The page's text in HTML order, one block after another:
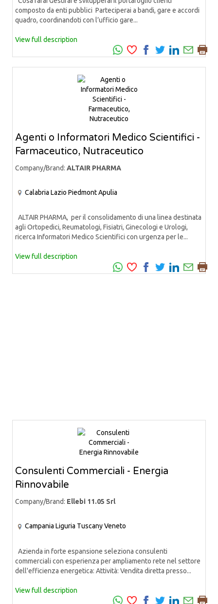
composto da enti pubblici Parteciperai a bandi, gare e accordi
quadro, coordinandoti con l’ufficio gare...
View full description
Agenti o Informatori Medico Scientifici -
Farmaceutico, Nutraceutico
Company/Brand: ALTAIR PHARMA
Calabria Lazio PiedmontApulia
ALTAIR PHARMA, per il consolidamento di una linea destinata
agli Ortopedici, Reumatologi, Fisiatri, Ginecologi e Urologi,
ricerca Informatori Medico Scientifici con urgenza per le...
View full description
Consulenti Commerciali - Energia
Rinnovabile
Company/Brand: Ellebi 11.05 Srl
Campania Liguria TuscanyVeneto
Azienda in forte espansione seleziona consulenti
commerciali con esperienza per ampliamento rete nel settore
dell'efficienza energetica: Attività: Vendita diretta presso...
View full description